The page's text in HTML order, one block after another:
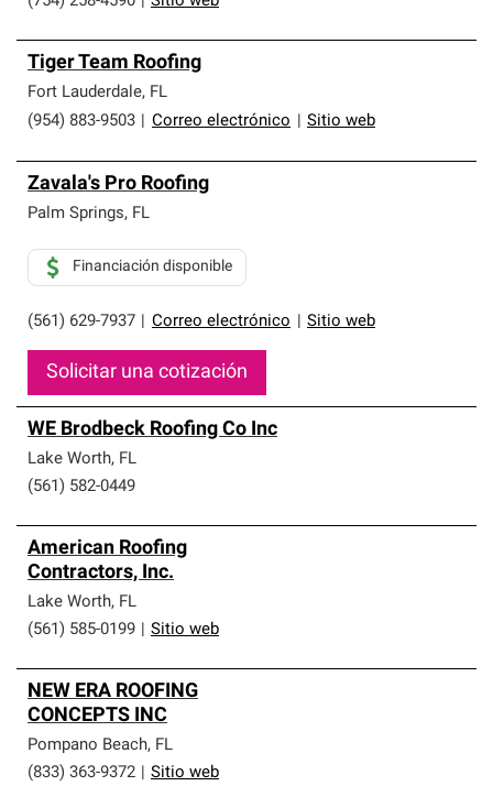
Tiger Team Roofing
Fort Lauderdale, FL
(954) 883-9503
Correo electrónico Sitio web
Zavala's Pro Roofing
Palm Springs, FL
(561) 629-7937 Correo electrónico Sitio web
Financiación disponible
Solicitar una cotización
WE Brodbeck Roofing Co Inc
Lake Worth, FL
(561) 582-0449
American Roofing
Contractors, Inc.
Lake Worth, FL
(561) 585-0199
Sitio web
NEW ERA ROOFING
CONCEPTS INC
Pompano Beach, FL
(833) 363-9372
Sitio web